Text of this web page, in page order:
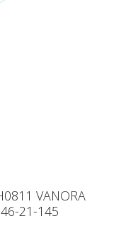
VANORA
21-145